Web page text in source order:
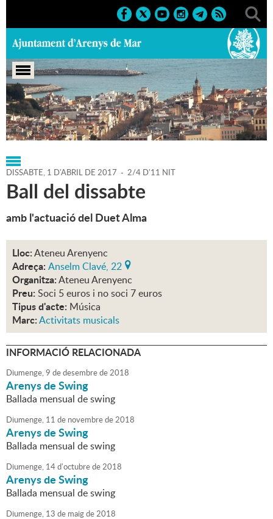
Portada > Regidories > Cultura > Agenda > 01-04-2017
DISSABTE, 1 D'ABRIL DE 2017 - 2/4 D'11 NIT
Ball del dissabte
amb l'actuació del Duet Alma
Lloc:Ateneu Arenyenc
Adreça: Anselm Clavé, 22
Organitza:Ateneu Arenyenc
Preu: Soci 5 euros i no soci 7 euros
Tipus d'acte: Música
Marc:Activitats musicals
INFORMACIÓ RELACIONADA
Diumenge,9 dedesembrede2018
Arenys de Swing
Ballada mensual de swing
Diumenge, 11 de novembrede2018
Arenys de Swing
Ballada mensual de swing
Diumenge, 14d'octubrede2018
Arenys de Swing
Ballada mensual de swing
Diumenge, 13 de maigde2018